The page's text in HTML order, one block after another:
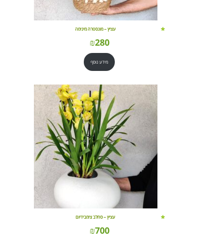
עציץ – מונסטרה מינימה
₪280
מידע נוסף
עציץ – סחלב צימבידיום
₪700